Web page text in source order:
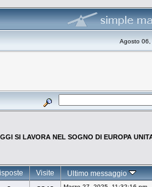
Agosto
SI LAVORA NEL SOGNO DI EUROPA
Visite Ultimo messaggio